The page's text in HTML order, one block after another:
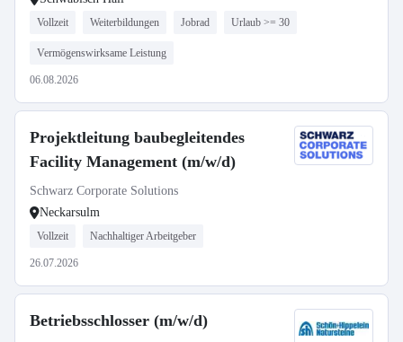
Vollzeit Weiterbildungen Jobrad Urlaub >= 30
Vermögenswirksame Leistung
06.08.2026
Projektleitung baubegleitendes
Facility Management (m/w/d)
Schwarz Corporate Solutions
Neckarsulm
Vollzeit Nachhaltiger Arbeitgeber
26.07.2026
Betriebsschlosser (m/w/d)